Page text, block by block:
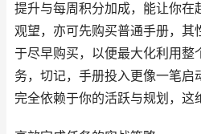
提升与每周积分加成，能让你在
观望，亦可先购买普通手册，其
于尽早购买，以便最大化利用整
务，切记，手册投入更像一笔启
完全依赖于你的活跃与规划，这